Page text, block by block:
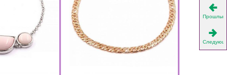
Прошлый